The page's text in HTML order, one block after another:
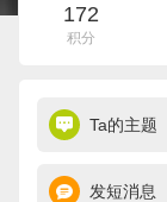
172
积分
Ta的主题
发短消息